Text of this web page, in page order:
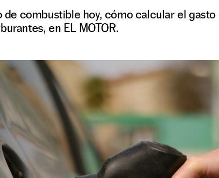
combustible hoy, cómo calcular el gasto
en EL MOTOR.